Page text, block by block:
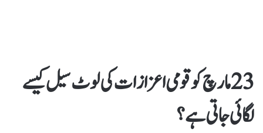
23 مارچ کو قومی اعزازات کی لوٹ سیل کیسے
لگائی جاتی ہے؟